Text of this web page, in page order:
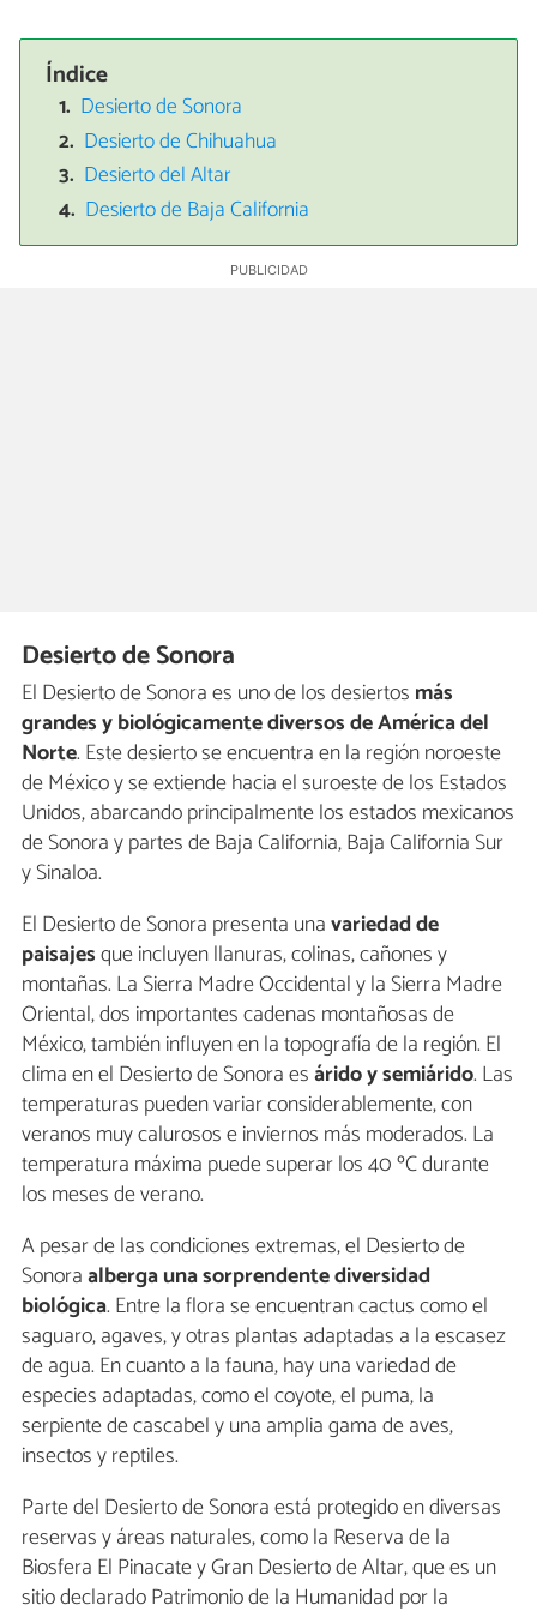
Índice
Desierto de Sonora
Desierto de Chihuahua
Desierto del Altar
Desierto de Baja California
Desierto de Sonora
El Desierto de Sonora es uno de los desiertos más
grandes y biológicamente diversos de América del
Norte. Este desierto se encuentra en la región noroeste
de México y se extiende hacia el suroeste de los Estados
Unidos, abarcando principalmente los estados mexicanos
de Sonora y partes de Baja California, Baja California Sur
y Sinaloa.
El Desierto de Sonora presenta unavariedad de
paisajesque incluyen llanuras, colinas, cañones y
montañas. La Sierra Madre Occidental y la Sierra Madre
Oriental, dos importantes cadenas montañosas de
México, también influyen en la topografía de la región. El
clima en el Desierto de Sonora esárido y semiárido. Las
temperaturas pueden variar considerablemente, con
veranos muy calurosos e inviernos más moderados. La
temperatura máxima puede superar los 40 ºC durante
los meses de verano.
A pesar de las condiciones extremas, el Desierto de
Sonoraalberga una sorprendente diversidad
biológica. Entre la flora se encuentran cactus como el
saguaro, agaves, y otras plantas adaptadas a la escasez
de agua. En cuanto a la fauna, hay una variedad de
especies adaptadas, como el coyote, el puma, la
serpiente de cascabel y una amplia gama de aves,
insectos y reptiles.
Parte del Desierto de Sonora está protegido en diversas
reservas y áreas naturales, como la Reserva de la
Biosfera El Pinacate y Gran Desierto de Altar, que es un
sitio declarado Patrimonio de la Humanidad por la